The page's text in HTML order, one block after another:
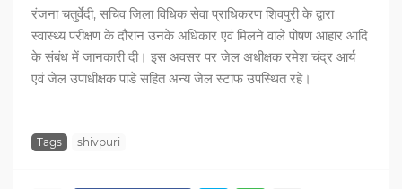
रंजना चतुर्वेदी, सचिव जिला विधिक सेवा प्राधिकरण शिवपुरी के द्वारा
स्वास्थ्य परीक्षण के दौरान उनके अधिकार एवं मिलने वाले पोषण आहार आदि
के संबंध में जानकारी दी। इस अवसर पर जेल अधीक्षक रमेश चंद्र आर्य
एवं जेल उपाधीक्षक पांडे सहित अन्य जेल स्टाफ उपस्थित रहे।
Tags shivpuri